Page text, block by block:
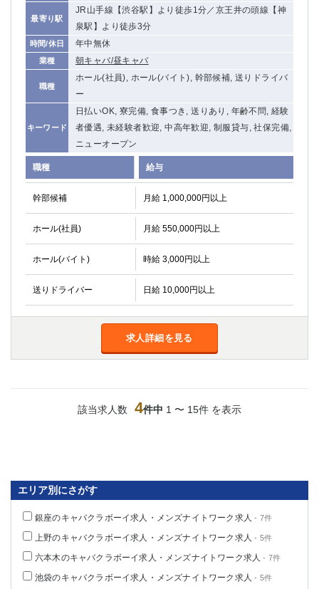
最寄り駅
JR山手線【渋谷駅】より徒歩1分／京王井の頭線【神
泉駅】より徒歩3分
時間/休日 年中無休
業種 朝キャバ/昼キャバ
職種
ホール(社員), ホール(バイト), 幹部候補, 送りドライバ
ー
キーワード
日払いOK, 寮完備, 食事つき, 送りあり, 年齢不問, 経験
者優遇, 未経験者歓迎, 中高年歓迎, 制服貸与, 社保完備,
ニューオープン
職種 給与
幹部候補 月給 1,000,000円以上
ホール(社員) 月給 550,000円以上
ホール(バイト) 時給 3,000円以上
送りドライバー 日給 10,000円以上
求人詳細を見る
該当求人数 4件中 1 〜 15件 を表示
エリア別にさがす
銀座のキャバクラボーイ求人・メンズナイトワーク求人 - 7件
上野のキャバクラボーイ求人・メンズナイトワーク求人 - 5件
六本木のキャバクラボーイ求人・メンズナイトワーク求人 - 7件
池袋のキャバクラボーイ求人・メンズナイトワーク求人 - 5件